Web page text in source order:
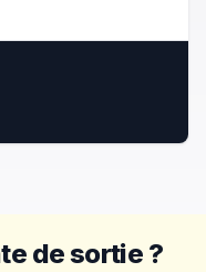
de sortie ?